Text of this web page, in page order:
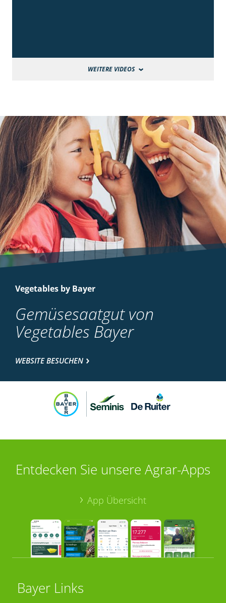
WEITERE VIDEOS
Vegetables by Bayer
Gemüsesaatgut von
Vegetables Bayer
WEBSITE BESUCHEN
Entdecken Sie unsere Agrar-Apps
App Übersicht
Bayer Links